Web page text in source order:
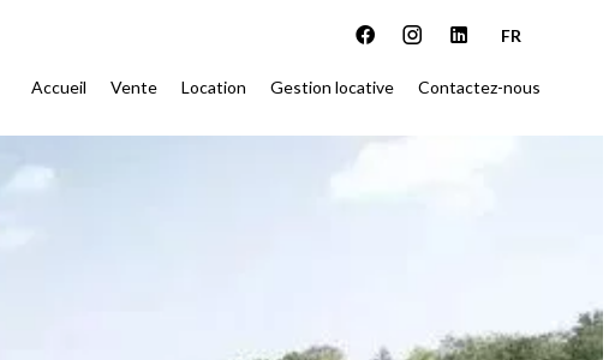
FR
Accueil Vente Location Gestion locative Contactez-nous